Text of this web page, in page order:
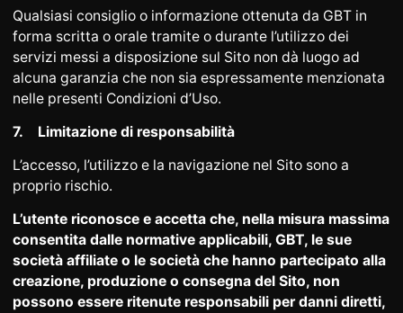
Qualsiasi consiglio o informazione ottenuta da GBT in
forma scritta o orale tramite o durante l’utilizzo dei
servizi messi a disposizione sul Sito non dà luogo ad
alcuna garanzia che non sia espressamente menzionata
nelle presenti Condizioni d’Uso.
7.
Limitazione di responsabilità
L’accesso, l’utilizzo e la navigazione nel Sito sono a
proprio rischio.
L’utente riconosce e accetta che, nella misura massima
consentita dalle normative applicabili, GBT, le sue
società affiliate o le società che hanno partecipato alla
creazione, produzione o consegna del Sito, non
possono essere ritenute responsabili per danni diretti,